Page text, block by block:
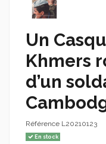
Un
Khmers
d’un
Référence L20210123
En stock